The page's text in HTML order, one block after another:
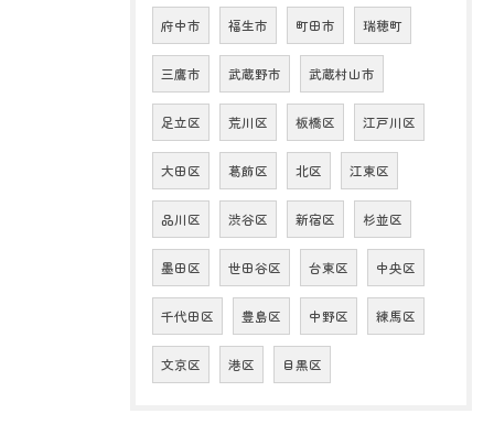
府中市 福生市 町田市 瑞穂町
三鷹市 武蔵野市 武蔵村山市
足立区 荒川区 板橋区 江戸川区
大田区 葛飾区 北区 江東区
品川区 渋谷区 新宿区 杉並区
墨田区 世田谷区 台東区 中央区
千代田区 豊島区 中野区 練馬区
文京区 港区 目黒区